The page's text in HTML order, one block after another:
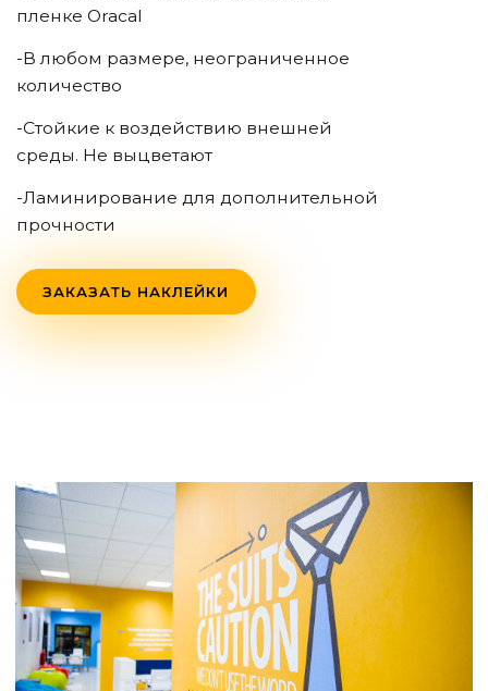
пленке Oracal
-В любом размере, неограниченное
количество
-Стойкие к воздействию внешней
среды. Не выцветают
-Ламинирование для дополнительной
прочности
ЗАКАЗАТЬ НАКЛЕЙКИ